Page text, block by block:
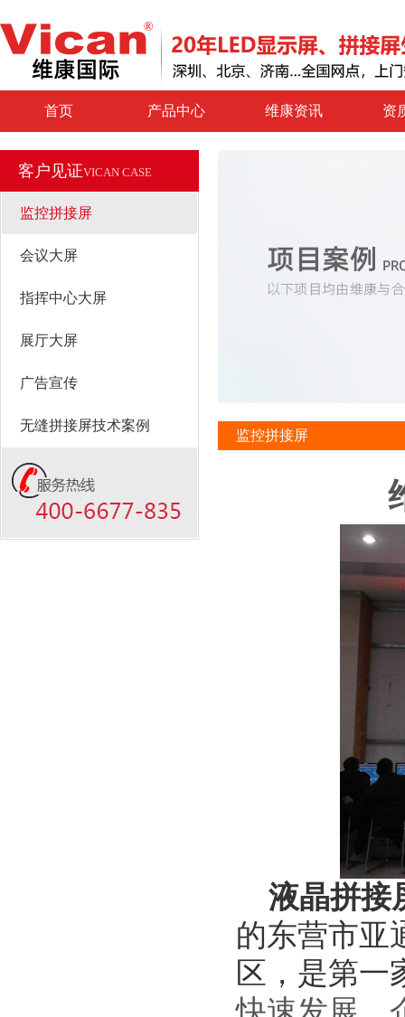
首页 产品中心 维康资讯 资
客户见证VICAN CASE
监控拼接屏
会议大屏
指挥中心大屏
展厅大屏
广告宣传
无缝拼接屏技术案例
监控拼接屏
液晶拼接
的东营市亚
区，是第一